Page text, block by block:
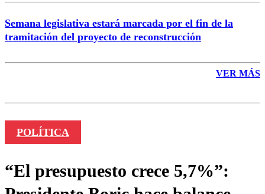
Semana legislativa estará marcada por el fin de la
tramitación del proyecto de reconstrucción
VER MÁS
POLÍTICA
“El presupuesto crece 5,7%”: